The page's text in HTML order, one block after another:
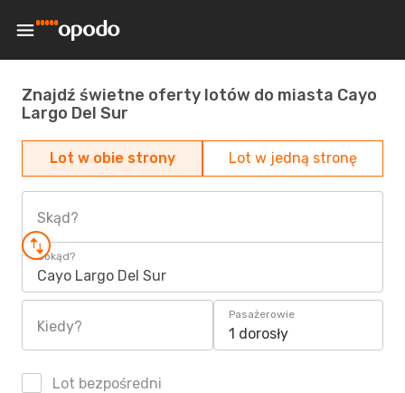
Znajdź świetne oferty lotów do miasta Cayo
Largo Del Sur
Lot w obie strony Lot w jedną stronę
Skąd?
Dokąd?
Cayo Largo Del Sur
Kiedy?
Pasażerowie
1 dorosły
Lot bezpośredni